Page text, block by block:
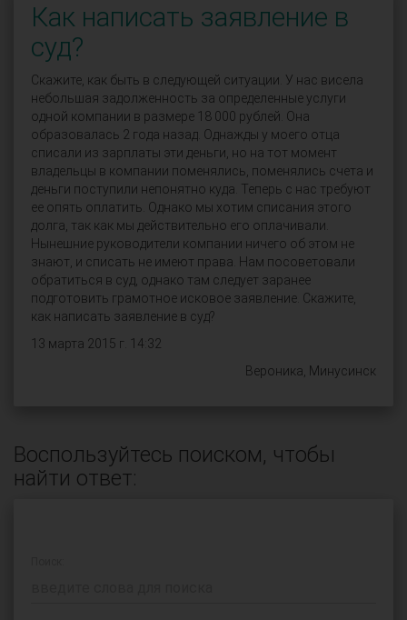
Как написать заявление в
суд?
Скажите, как быть в следующей ситуации. У нас висела
небольшая задолженность за определенные услуги
одной компании в размере 18 000 рублей. Она
образовалась 2 года назад. Однажды у моего отца
списали из зарплаты эти деньги, но на тот момент
владельцы в компании поменялись, поменялись счета и
деньги поступили непонятно куда. Теперь с нас требуют
ее опять оплатить. Однако мы хотим списания этого
долга, так как мы действительно его оплачивали.
Нынешние руководители компании ничего об этом не
знают, и списать не имеют права. Нам посоветовали
обратиться в суд, однако там следует заранее
подготовить грамотное исковое заявление. Скажите,
как написать заявление в суд?
13 марта 2015 г. 14:32
Вероника, Минусинск
Воспользуйтесь поиском, чтобы
найти ответ: